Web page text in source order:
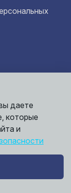
на сайте
условиях не может
Точные
продажи и
даете
которые
и
обработки